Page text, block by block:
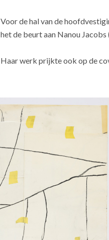
Voor de hal van de
het de beurt aan Nanou Jacobs
Haar werk prijkte ook op de